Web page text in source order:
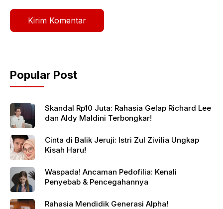
Popular Post
Skandal Rp10 Juta: Rahasia Gelap Richard Lee
dan Aldy Maldini Terbongkar!
Cinta di Balik Jeruji: Istri Zul Zivilia Ungkap
Kisah Haru!
Waspada! Ancaman Pedofilia: Kenali
Penyebab & Pencegahannya
Rahasia Mendidik Generasi Alpha!